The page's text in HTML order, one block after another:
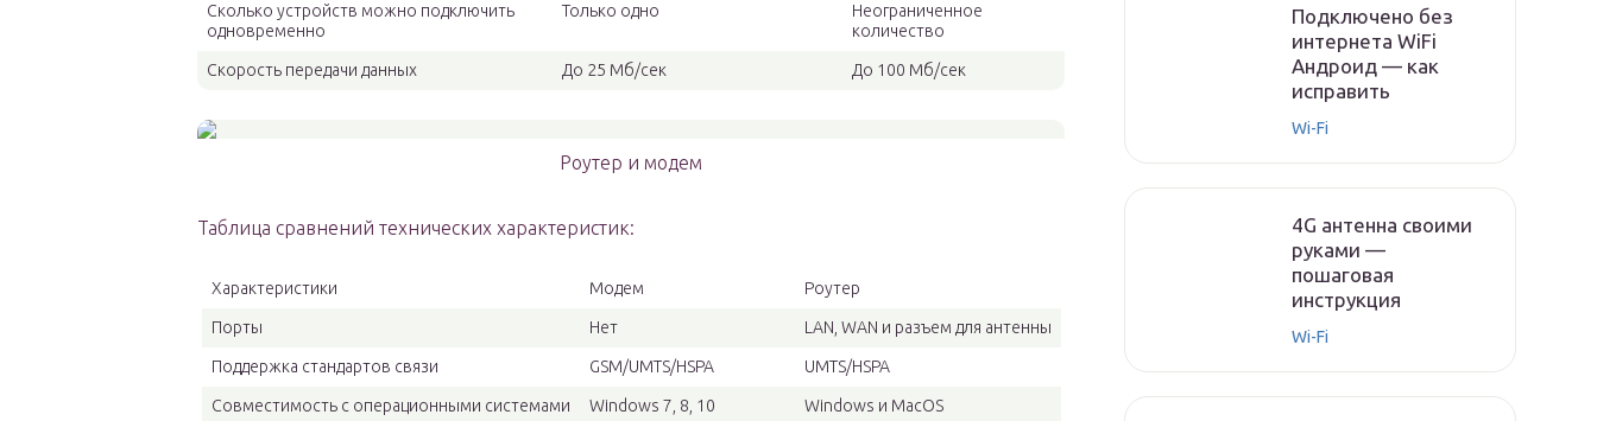
Сколько устройств можно подключить
одновременно
Только одно
Неограниченное
количество
Скорость передачи данных До 25 Мб/сек До 100 Мб/сек
Роутер и модем
Таблица сравнений технических характеристик:
Характеристики Модем Роутер
Порты Нет LAN, WAN и разъем для антенны
Поддержка стандартов связи GSM/UMTS/HSPA UMTS/HSPA
Совместимость с операционными системами Windows 7, 8, 10 Windows и MacOS
Подключено без
интернета WiFi
Андроид — как
исправить
Wi-Fi
4G антенна своими
руками —
пошаговая
инструкция
Wi-Fi